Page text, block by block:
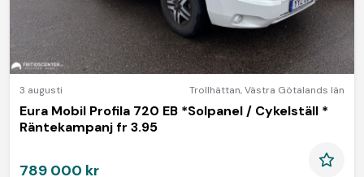
3 augusti Trollhättan,Västra Götalands län
Eura Mobil Profila 720 EB *Solpanel / Cykelställ *
Räntekampanj fr 3.95
789 000 kr